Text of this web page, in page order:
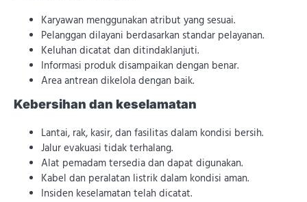
Karyawan menggunakan atribut yang sesuai.
Pelanggan dilayani berdasarkan standar pelayanan.
Keluhan dicatat dan ditindaklanjuti.
Informasi produk disampaikan dengan benar.
Area antrean dikelola dengan baik.
Kebersihan dan keselamatan
Lantai, rak, kasir, dan fasilitas dalam kondisi bersih.
Jalur evakuasi tidak terhalang.
Alat pemadam tersedia dan dapat digunakan.
Kabel dan peralatan listrik dalam kondisi aman.
Insiden keselamatan telah dicatat.